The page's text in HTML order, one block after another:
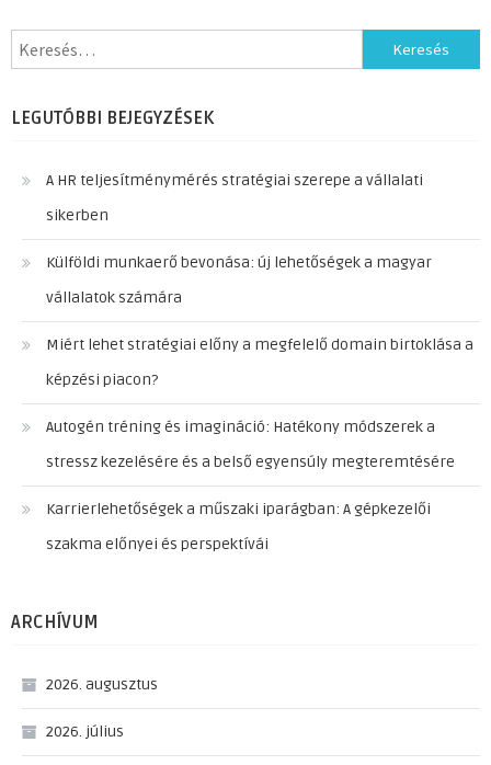
Keresés:
LEGUTÓBBI BEJEGYZÉSEK
A HR teljesítménymérés stratégiai szerepe a vállalati
sikerben
Külföldi munkaerő bevonása: új lehetőségek a magyar
vállalatok számára
Miért lehet stratégiai előny a megfelelő domain birtoklása a
képzési piacon?
Autogén tréning és imagináció: Hatékony módszerek a
stressz kezelésére és a belső egyensúly megteremtésére
Karrierlehetőségek a műszaki iparágban: A gépkezelői
szakma előnyei és perspektívái
ARCHÍVUM
2026. augusztus
2026. július